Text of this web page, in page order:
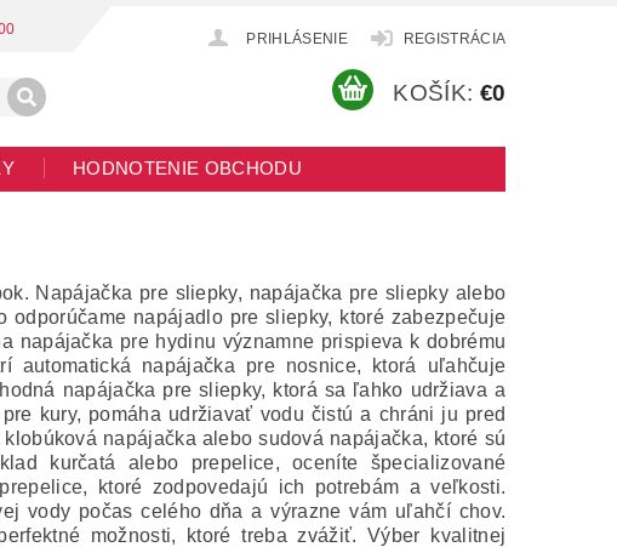
PRIHLÁSENIE REGISTRÁCIA
KOŠÍK: €0
HODNOTENIE OBCHODU
Napájačka pre sliepky, napájačka pre sliepky alebo
napájadlo pre sliepky, ktoré zabezpečuje
napájačka pre hydinu významne prispieva k dobrému
automatická napájačka pre nosnice, ktorá uľahčuje
napájačka pre sliepky, ktorá sa ľahko udržiava a
kury, pomáha udržiavať vodu čistú a chráni ju pred
napájačka alebo sudová napájačka, ktoré sú
kurčatá alebo prepelice, oceníte špecializované
ktoré zodpovedajú ich potrebám a veľkosti.
vody počas celého dňa a výrazne vám uľahčí chov.
možnosti, ktoré treba zvážiť. Výber kvalitnej